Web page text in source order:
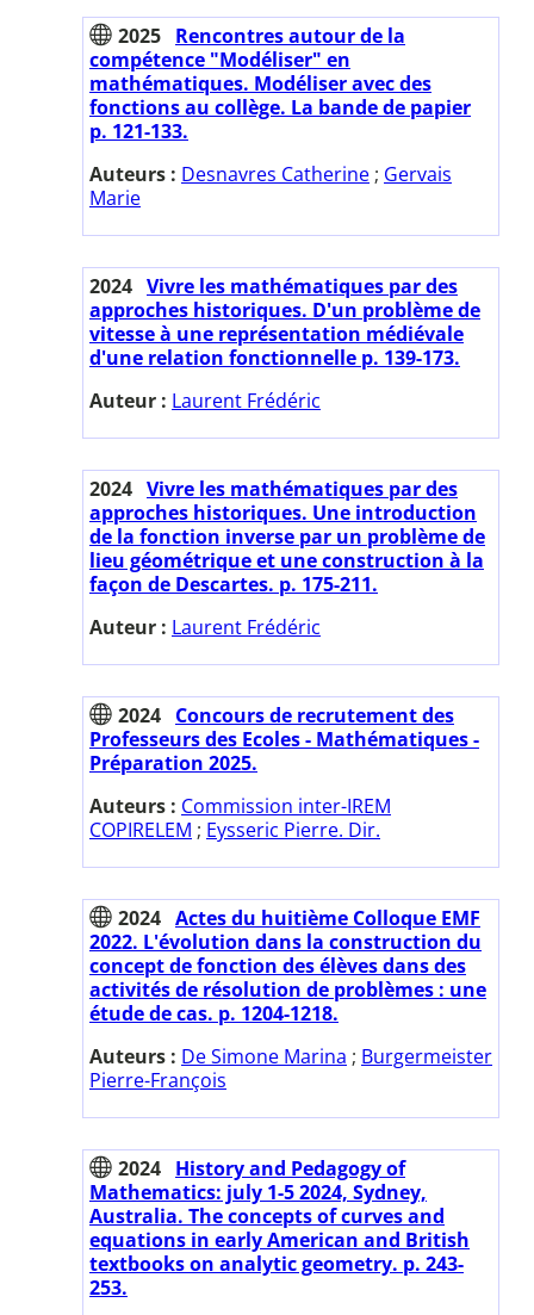
2025 Rencontres autour de la
compétence "Modéliser" en
mathématiques. Modéliser avec des
fonctions au collège. La bande de papier
p. 121-133.
Auteurs : Desnavres Catherine ; Gervais
Marie
2024 Vivre les mathématiques par des
approches historiques. D'un problème de
vitesse à une représentation médiévale
d'une relation fonctionnelle p. 139-173.
Auteur : Laurent Frédéric
2024 Vivre les mathématiques par des
approches historiques. Une introduction
de la fonction inverse par un problème de
lieu géométrique et une construction à la
façon de Descartes. p. 175-211.
Auteur : Laurent Frédéric
2024 Concours de recrutement des
Professeurs des Ecoles - Mathématiques -
Préparation 2025.
Auteurs : Commission inter-IREM
COPIRELEM ; Eysseric Pierre. Dir.
2024 Actes du huitième Colloque EMF
2022. L'évolution dans la construction du
concept de fonction des élèves dans des
activités de résolution de problèmes : une
étude de cas. p. 1204-1218.
Auteurs : De Simone Marina ; Burgermeister
Pierre-François
2024 History and Pedagogy of
Mathematics: july 1-5 2024, Sydney,
Australia. The concepts of curves and
equations in early American and British
textbooks on analytic geometry. p. 243-
253.